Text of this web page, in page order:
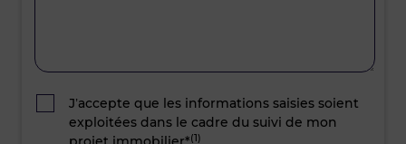
J’accepte que les informations saisies soient
exploitées dans le cadre du suivi de mon
(1)